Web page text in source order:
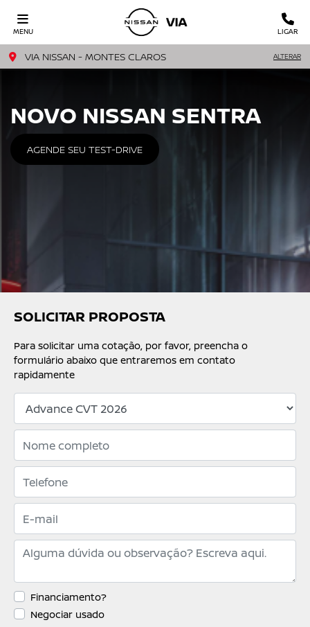
MENU LIGAR
VIA NISSAN - MONTES CLAROS ALTERAR
SOLICITAR PROPOSTA
Para solicitar uma cotação, por favor, preencha o
formulário abaixo que entraremos em contato
rapidamente
Financiamento?
Negociar usado
NOVO NISSAN SENTRA
AGENDE SEU TEST-DRIVE